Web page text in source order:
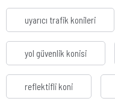
uyarıcı trafik konileri
yol güvenlik konisi
reflektifli koni